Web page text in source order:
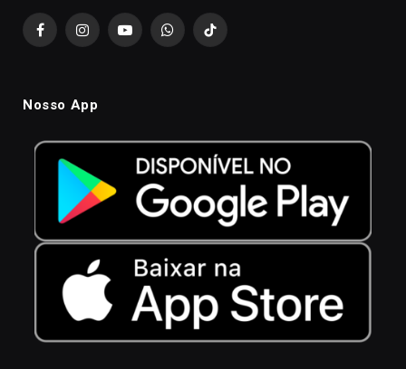
FacebookInstagramYouTubeWhatsAppTikTok
Nosso App